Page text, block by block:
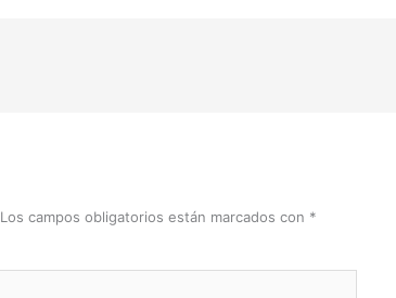
Los campos obligatorios están marcados con *